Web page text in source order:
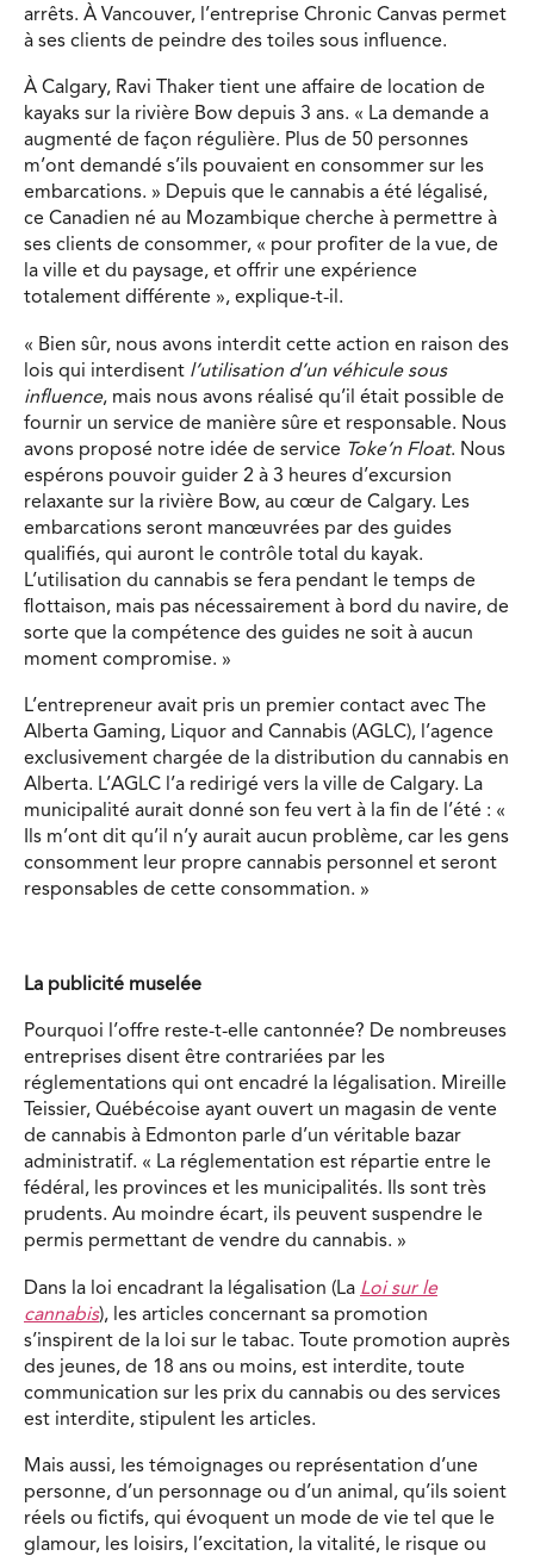
arrêts. À Vancouver, l’entreprise Chronic Canvas permet
à ses clients de peindre des toiles sous influence.
À Calgary, Ravi Thaker tient une affaire de location de
kayaks sur la rivière Bow depuis 3 ans. « La demande a
augmenté de façon régulière. Plus de 50 personnes
m’ont demandé s’ils pouvaient en consommer sur les
embarcations. » Depuis que le cannabis a été légalisé,
ce Canadien né au Mozambique cherche à permettre à
ses clients de consommer, « pour profiter de la vue, de
la ville et du paysage, et offrir une expérience
totalement différente », explique-t-il.
« Bien sûr, nous avons interdit cette action en raison des
lois qui interdisent l’utilisation d’un véhicule sous
influence, mais nous avons réalisé qu’il était possible de
fournir un service de manière sûre et responsable. Nous
avons proposé notre idée de service Toke’n Float. Nous
espérons pouvoir guider 2 à 3 heures d’excursion
relaxante sur la rivière Bow, au cœur de Calgary. Les
embarcations seront manœuvrées par des guides
qualifiés, qui auront le contrôle total du kayak.
L’utilisation du cannabis se fera pendant le temps de
flottaison, mais pas nécessairement à bord du navire, de
sorte que la compétence des guides ne soit à aucun
moment compromise. »
L’entrepreneur avait pris un premier contact avec The
Alberta Gaming, Liquor and Cannabis (AGLC), l’agence
exclusivement chargée de la distribution du cannabis en
Alberta. L’AGLC l’a redirigé vers la ville de Calgary. La
municipalité aurait donné son feu vert à la fin de l’été : «
Ils m’ont dit qu’il n’y aurait aucun problème, car les gens
consomment leur propre cannabis personnel et seront
responsables de cette consommation. »
La publicité muselée
Pourquoi l’offre reste-t-elle cantonnée? De nombreuses
entreprises disent être contrariées par les
réglementations qui ont encadré la légalisation. Mireille
Teissier, Québécoise ayant ouvert un magasin de vente
de cannabis à Edmonton parle d’un véritable bazar
administratif. « La réglementation est répartie entre le
fédéral, les provinces et les municipalités. Ils sont très
prudents. Au moindre écart, ils peuvent suspendre le
permis permettant de vendre du cannabis. »
Dans la loi encadrant la légalisation (La Loi sur le
cannabis), les articles concernant sa promotion
s’inspirent de la loi sur le tabac. Toute promotion auprès
des jeunes, de 18 ans ou moins, est interdite, toute
communication sur les prix du cannabis ou des services
est interdite, stipulent les articles.
Mais aussi, les témoignages ou représentation d’une
personne, d’un personnage ou d’un animal, qu’ils soient
réels ou fictifs, qui évoquent un mode de vie tel que le
glamour, les loisirs, l’excitation, la vitalité, le risque ou